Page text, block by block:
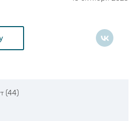
(44)